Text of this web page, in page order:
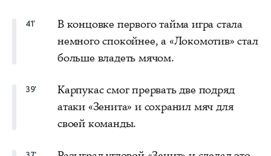
41'
В концовке первого тайма игра стала
немного спокойнее, а «Локомотив» стал
больше владеть мячом.
39'
Карпукас смог прервать две подряд
атаки «Зенита» и сохранил мяч для
своей команды.